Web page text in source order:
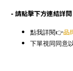
- 請點擊下方連結詳
點我詳閱👉品
下單視同同意